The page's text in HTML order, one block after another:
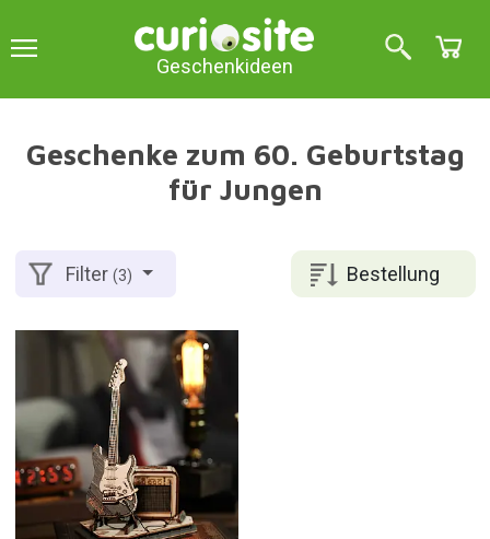
Geschenkideen
Geschenke zum 60. Geburtstag
für Jungen
Bestellung
Filter(3)